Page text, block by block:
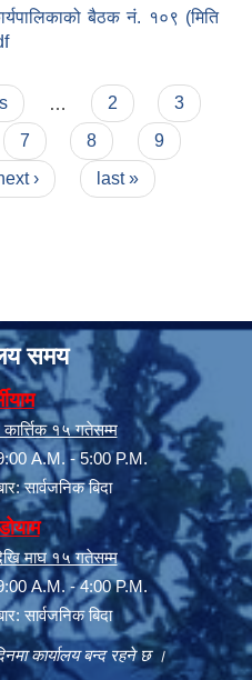
बैठक नं. १०९ (मिति
का निर्णयहरु
2
3
7 8
9
› last »
समय
१५ गतेसम्म
A.M. - 5:00 P.M.
सार्वजनिक बिदा
माघ १५ गतेसम्म
A.M. - 4:00 P.M.
सार्वजनिक बिदा
कार्यालय बन्द रहने छ ।